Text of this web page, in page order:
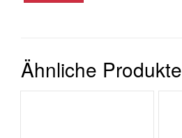
Ähnliche Produkte